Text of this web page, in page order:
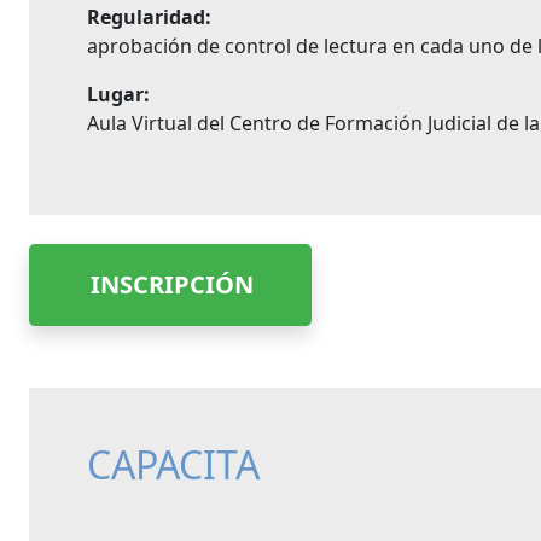
Regularidad:
aprobación de control de lectura en cada uno de
Lugar:
Aula Virtual del Centro de Formación Judicial de la
INSCRIPCIÓN
CAPACITA